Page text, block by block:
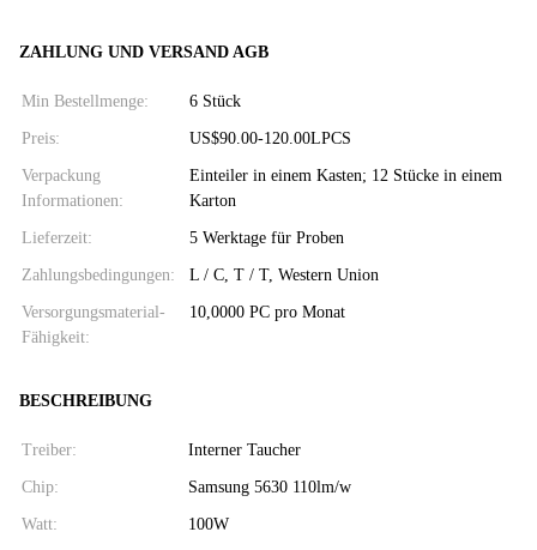
ZAHLUNG UND VERSAND AGB
Min Bestellmenge: 6 Stück
Preis: US$90.00-120.00LPCS
Verpackung
Informationen:
Einteiler in einem Kasten; 12 Stücke in einem
Karton
Lieferzeit: 5 Werktage für Proben
Zahlungsbedingungen: L / C, T / T, Western Union
Versorgungsmaterial-
Fähigkeit:
10,0000 PC pro Monat
BESCHREIBUNG
Treiber: Interner Taucher
Chip: Samsung 5630 110lm/w
Watt: 100W